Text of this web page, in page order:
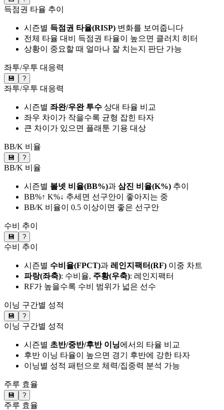
득점권 타율 추이
시즌별 득점권 타율(RISP) 변화를 보여줍니다
전체 타율 대비 득점권 타율이 높으면 클러치 히터
상황이 중요할 때 얼마나 잘 치는지 판단 가능
좌투/우투 대응력
💾 ?
좌투/우투 대응력
시즌별 좌완/우완 투수 상대 타율 비교
좌우 차이가 작을수록 균형 잡힌 타자
큰 차이가 있으면 플래툰 기용 대상
BB/K 비율
💾 ?
BB/K 비율
시즌별 볼넷 비율(BB%)과 삼진 비율(K%) 추이
BB%↑ K%↓ 추세면 선구안이 좋아지는 중
BB/K 비율이 0.5 이상이면 좋은 선구안
수비 추이
💾 ?
수비 추이
시즌별 수비율(FPCT)과 레인지팩터(RF) 이중 차트
파랑(좌축): 수비율, 주황(우축): 레인지팩터
RF가 높을수록 수비 범위가 넓은 선수
이닝 구간별 성적
💾 ?
이닝 구간별 성적
시즌별 초반/중반/후반 이닝에서의 타율 비교
후반 이닝 타율이 높으면 경기 후반에 강한 타자
이닝별 성적 패턴으로 체력/집중력 분석 가능
주루 효율
💾 ?
주루 효율